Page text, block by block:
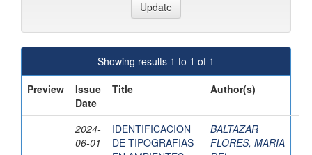
Showing results 1 to 1 of 1
Preview
Issue
Date
Title Author(s)
2024-
06-01
IDENTIFICACION
DE TIPOGRAFIAS
BALTAZAR
FLORES, MARIA